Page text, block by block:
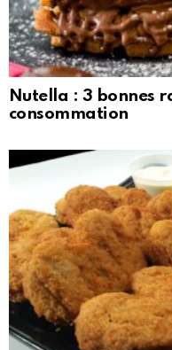
Nutella : 3 bonnes
consommation